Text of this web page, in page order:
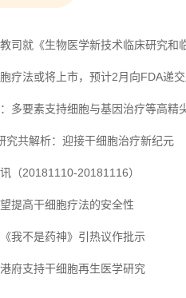
司就《生物医学新技术临床研究
疗法或将上市，预计2月向FDA递
多要素支持细胞与基因治疗等高精
究共解析：迎接干细胞治疗新纪元
（20181110-20181116）
提高干细胞疗法的安全性
我不是药神》引热议作批示
府支持干细胞再生医学研究